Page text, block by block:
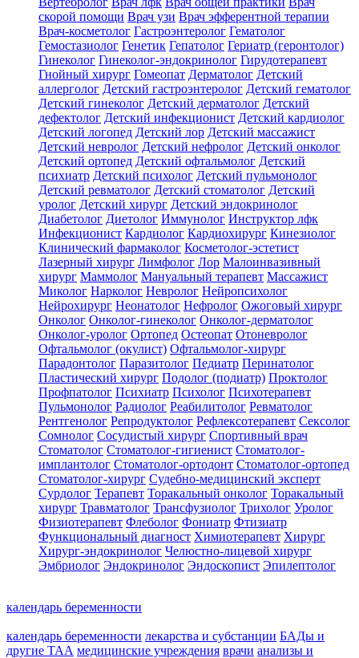
скорой помощи Врач узи Врач эфферентной терапии
Врач-косметолог Гастроэнтеролог Гематолог
Гемостазиолог Генетик Гепатолог Гериатр (геронтолог)
Гинеколог Гинеколог-эндокринолог Гирудотерапевт
Гнойный хирург Гомеопат Дерматолог Детский
аллерголог Детский гастроэнтеролог Детский гематолог
Детский гинеколог Детский дерматолог Детский
дефектолог Детский инфекционист Детский кардиолог
Детский логопед Детский лор Детский массажист
Детский невролог Детский нефролог Детский онколог
Детский ортопед Детский офтальмолог Детский
психиатр Детский психолог Детский пульмонолог
Детский ревматолог Детский стоматолог Детский
уролог Детский хирург Детский эндокринолог
Диабетолог Диетолог Иммунолог Инструктор лфк
Инфекционист Кардиолог Кардиохирург Кинезиолог
Клинический фармаколог Косметолог-эстетист
Лазерный хирург Лимфолог Лор Малоинвазивный
хирург Маммолог Мануальный терапевт Массажист
Миколог Нарколог Невролог Нейропсихолог
Нейрохирург Неонатолог Нефролог Ожоговый хирург
Онколог Онколог-гинеколог Онколог-дерматолог
Онколог-уролог Ортопед Остеопат Отоневролог
Офтальмолог (окулист) Офтальмолог-хирург
Парадонтолог Паразитолог Педиатр Перинатолог
Пластический хирург Подолог (подиатр) Проктолог
Профпатолог Психиатр Психолог Психотерапевт
Пульмонолог Радиолог Реабилитолог Ревматолог
Рентгенолог Репродуктолог Рефлексотерапевт Сексолог
Сомнолог Сосудистый хирург Спортивный врач
Стоматолог Стоматолог-гигиенист Стоматолог-
имплантолог Стоматолог-ортодонт Стоматолог-ортопед
Стоматолог-хирург Судебно-медицинский эксперт
Сурдолог Терапевт Торакальный онколог Торакальный
хирург Травматолог Трансфузиолог Трихолог Уролог
Физиотерапевт Флеболог Фониатр Фтизиатр
Функциональный диагност Химиотерапевт Хирург
Хирург-эндокринолог Челюстно-лицевой хирург
Эмбриолог Эндокринолог Эндоскопист Эпилептолог
календарь беременности
календарь беременности лекарства и субстанции БАДы и
другие ТАА медицинские учреждения врачи анализы и